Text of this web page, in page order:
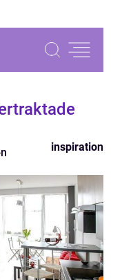
inspiration